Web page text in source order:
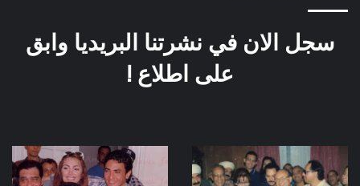
سجل الان في نشرتنا البريديا وابق
على اطلاع !
نادرة